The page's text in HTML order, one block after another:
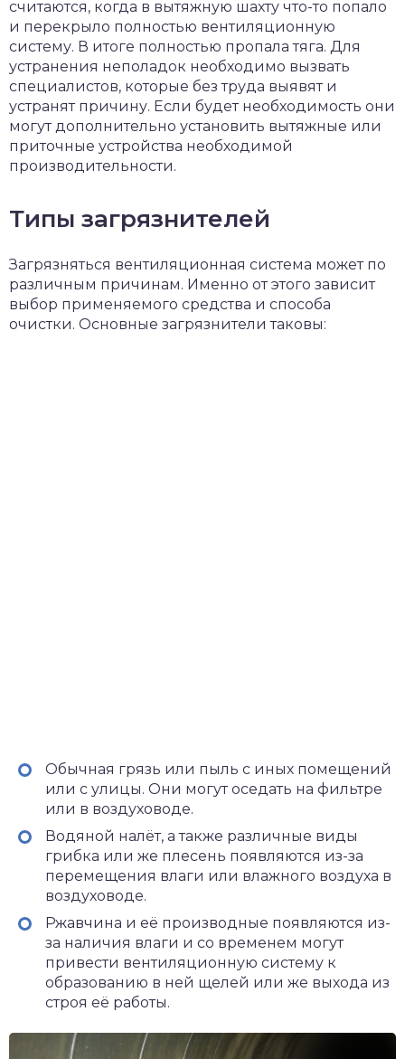
считаются, когда в вытяжную шахту что-то попало
и перекрыло полностью вентиляционную
систему. В итоге полностью пропала тяга. Для
устранения неполадок необходимо вызвать
специалистов, которые без труда выявят и
устранят причину. Если будет необходимость они
могут дополнительно установить вытяжные или
приточные устройства необходимой
производительности.
Типы загрязнителей
Загрязняться вентиляционная система может по
различным причинам. Именно от этого зависит
выбор применяемого средства и способа
очистки. Основные загрязнители таковы:
Обычная грязь или пыль с иных помещений
или с улицы. Они могут оседать на фильтре
или в воздуховоде.
Водяной налёт, а также различные виды
грибка или же плесень появляются из-за
перемещения влаги или влажного воздуха в
воздуховоде.
Ржавчина и её производные появляются из-
за наличия влаги и со временем могут
привести вентиляционную систему к
образованию в ней щелей или же выхода из
строя её работы.